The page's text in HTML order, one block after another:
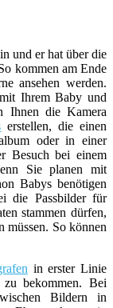
und er hat über die
kommen am Ende
ansehen werden.
Ihrem Baby und
Ihnen die Kamera
erstellen, die einen
oder in einer
Besuch bei einem
Sie planen mit
Babys benötigen
die Passbilder für
stammen dürfen,
müssen. So können
in erster Linie
bekommen. Bei
Bildern in